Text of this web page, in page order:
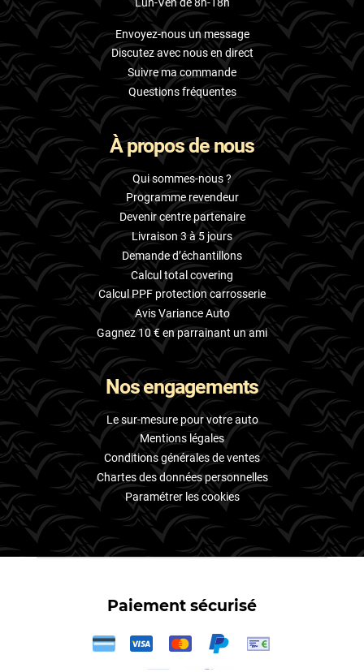
Lun-Ven de 8h-18h
Envoyez-nous un message
Discutez avec nous en direct
Suivre ma commande
Questions fréquentes
À propos de nous
Qui sommes-nous ?
Programme revendeur
Devenir centre partenaire
Livraison 3 à 5 jours
Demande d’échantillons
Calcul total covering
Calcul PPF protection carrosserie
Avis Variance Auto
Gagnez 10 € en parrainant un ami
Nos engagements
Le sur-mesure pour votre auto
Mentions légales
Conditions générales de ventes
Chartes des données personnelles
Paramétrer les cookies
Paiement sécurisé